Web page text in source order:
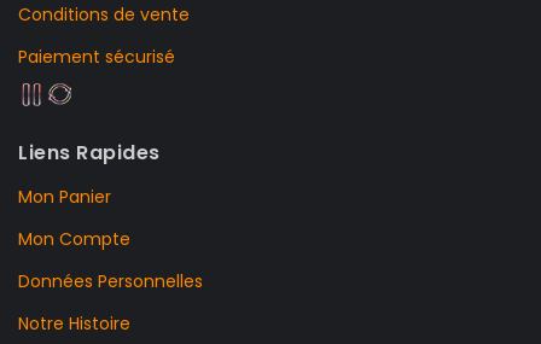
Conditions de vente
Paiement sécurisé
Liens Rapides
Mon Panier
Mon Compte
Données Personnelles
Notre Histoire